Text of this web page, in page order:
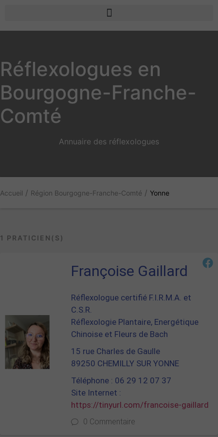
Réflexologues en
Bourgogne-Franche-
Comté
Annuaire des réflexologues
Accueil / Région Bourgogne-Franche-Comté / Yonne
1 PRATICIEN(S)
Françoise Gaillard
Réflexologue certifié F.I.R.M.A. et
C.S.R.
Réflexologie Plantaire, Energétique
Chinoise et Fleurs de Bach
15 rue Charles de Gaulle
89250 CHEMILLY SUR YONNE
Téléphone : 06 29 12 07 37
Site Internet :
https://tinyurl.com/francoise-gaillard
0 Commentaire